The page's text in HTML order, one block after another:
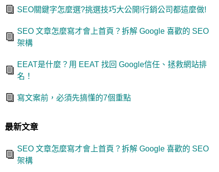
SEO關鍵字怎麼選?挑選技巧大公開!行銷公司都這麼做!
SEO 文章怎麼寫才會上首頁？拆解 Google 喜歡的 SEO
架構
EEAT是什麼？用 EEAT 找回 Google信任、拯救網站排
名！
寫文案前，必須先搞懂的7個重點
最新文章
SEO 文章怎麼寫才會上首頁？拆解 Google 喜歡的 SEO
架構